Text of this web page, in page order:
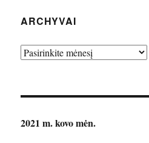
ARCHYVAI
Archyvai
2021 m. kovo mėn.